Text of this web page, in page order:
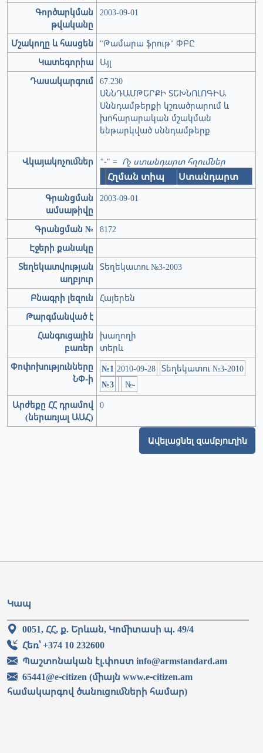
Գործարկման
թվականը
2003-09-01
Մշակողը և հասցեն
"Թամարա ֆրութ" ՓԲԸ
Կատեգորիա
Այլ
Դասակարգում 67.230
ՍՆՆԴԱՄԹԵՐՔԻ ՏԵԽՆՈԼՈԳԻԱ
Սննդամթերքի կշռածրարում և
խոհարարական մշակման
ենթարկված սննդամթերք
Վկայակոչումներ "-" = Ոչ ստանդարտ հղումներ
Հղման տիպ Ստանդարտ
Գրանցման
ամսաթիվը
2003-09-01
Գրանցման №
8172
Էջերի քանակը
Տեղեկատվության
աղբյուր
Տեղեկատու №3-2003
Բնագրի լեզուն
Հայերեն
Թարգմանված է
Հանգուցային
բառեր
խաղողի
տերև
Փոփոխությունները
ՆՓ-ի
№1 2010-09-28 Տեղեկատու №3-2010
№3
№-
Արժեքը ՀՀ դրամով
(ներառյալ ԱԱՀ)
0
Ավելացնել զամբյուղին
Կապ
0051, ՀՀ, ք. Երևան, Կոմիտասի պ. 49/4
Հեռ՝ +374 10 232600
Պաշտոնական էլ.փոստ info@armstandard.am
65441@e-citizen (միայն www.e-citizen.am
համակարգով ծանուցումների համար)